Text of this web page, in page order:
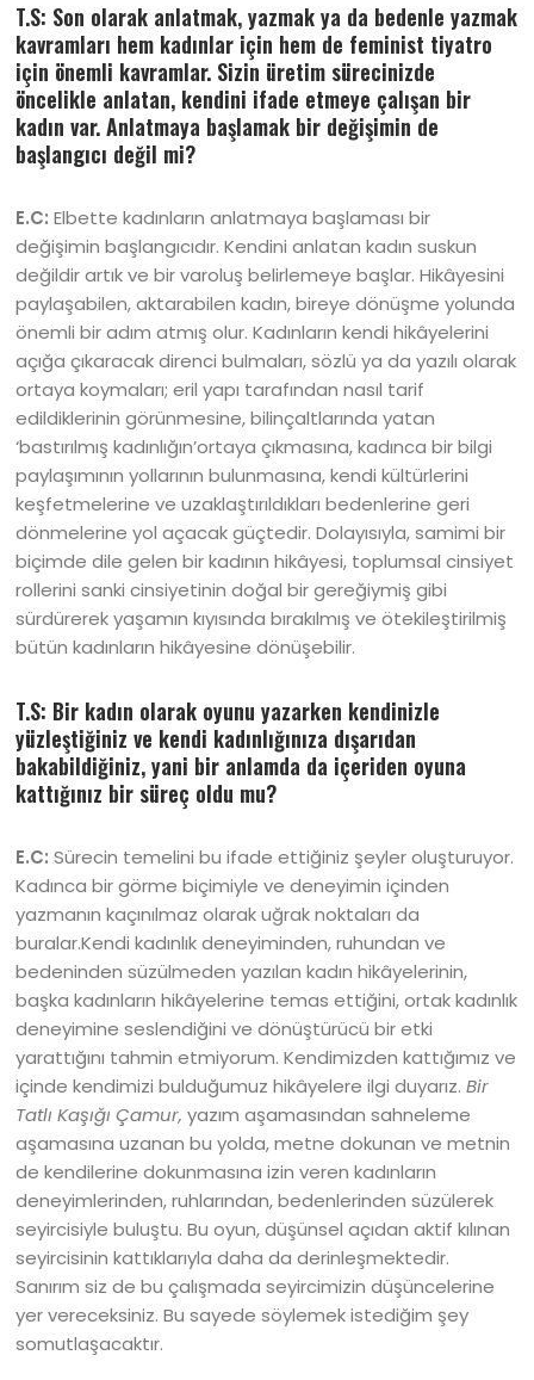
T.S: Son olarak anlatmak, yazmak ya da bedenle yazmak
kavramları hem kadınlar için hem de feminist tiyatro
için önemli kavramlar. Sizin üretim sürecinizde
öncelikle anlatan, kendini ifade etmeye çalışan bir
kadın var. Anlatmaya başlamak bir değişimin de
başlangıcı değil mi?
E.C:Elbette kadınların anlatmaya başlaması bir
değişimin başlangıcıdır. Kendini anlatan kadın suskun
değildir artık ve bir varoluş belirlemeye başlar. Hikâyesini
paylaşabilen, aktarabilen kadın, bireye dönüşme yolunda
önemli bir adım atmış olur. Kadınların kendi hikâyelerini
açığa çıkaracak direnci bulmaları, sözlü ya da yazılı olarak
ortaya koymaları; eril yapı tarafından nasıl tarif
edildiklerinin görünmesine, bilinçaltlarında yatan
‘bastırılmış kadınlığın’ortaya çıkmasına, kadınca bir bilgi
paylaşımının yollarının bulunmasına, kendi kültürlerini
keşfetmelerine ve uzaklaştırıldıkları bedenlerine geri
dönmelerine yol açacak güçtedir. Dolayısıyla, samimi bir
biçimde dile gelen bir kadının hikâyesi, toplumsal cinsiyet
rollerini sanki cinsiyetinin doğal bir gereğiymiş gibi
sürdürerek yaşamın kıyısında bırakılmış ve ötekileştirilmiş
bütün kadınların hikâyesine dönüşebilir.
T.S: Bir kadın olarak oyunu yazarken kendinizle
yüzleştiğiniz ve kendi kadınlığınıza dışarıdan
bakabildiğiniz, yani bir anlamda da içeriden oyuna
kattığınız bir süreç oldu mu?
E.C:Sürecin temelini bu ifade ettiğiniz şeyler oluşturuyor.
Kadınca bir görme biçimiyle ve deneyimin içinden
yazmanın kaçınılmaz olarak uğrak noktaları da
buralar.Kendi kadınlık deneyiminden, ruhundan ve
bedeninden süzülmeden yazılan kadın hikâyelerinin,
başka kadınların hikâyelerine temas ettiğini, ortak kadınlık
deneyimine seslendiğini ve dönüştürücü bir etki
yarattığını tahmin etmiyorum. Kendimizden kattığımız ve
içinde kendimizi bulduğumuz hikâyelere ilgi duyarız.Bir
Tatlı Kaşığı Çamur, yazım aşamasından sahneleme
aşamasına uzanan bu yolda, metne dokunan ve metnin
de kendilerine dokunmasına izin veren kadınların
deneyimlerinden, ruhlarından, bedenlerinden süzülerek
seyircisiyle buluştu. Bu oyun, düşünsel açıdan aktif kılınan
seyircisinin kattıklarıyla daha da derinleşmektedir.
Sanırım siz de bu çalışmada seyircimizin düşüncelerine
yer vereceksiniz. Bu sayede söylemek istediğim şey
somutlaşacaktır.